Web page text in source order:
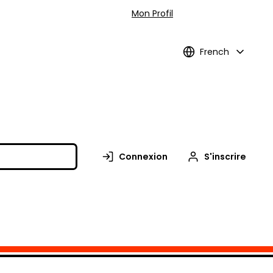
Mon Profil
French
Connexion S'inscrire